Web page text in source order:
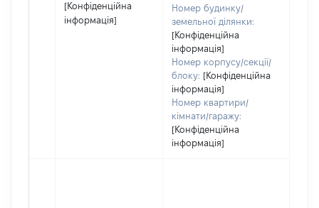
[Конфіденційна
інформація]
Номер будинку/
земельної ділянки:
[Конфіденційна
інформація]
Номер корпусу/секції/
блоку: [Конфіденційна
інформація]
Номер квартири/
кімнати/гаражу:
[Конфіденційна
інформація]